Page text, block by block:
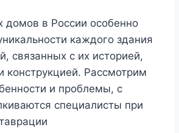
домов в России особенно
каждого здания
связанных с их историей,
конструкцией. Рассмотрим
и проблемы, с
специалисты при